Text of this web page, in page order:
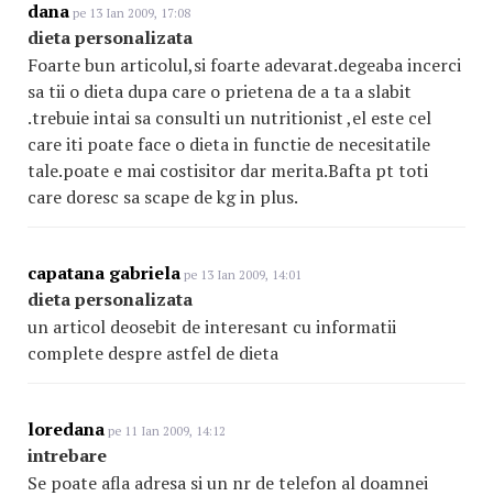
dana pe 13 Ian 2009, 17:08
dieta personalizata
Foarte bun articolul,si foarte adevarat.degeaba incerci
sa tii o dieta dupa care o prietena de a ta a slabit
.trebuie intai sa consulti un nutritionist ,el este cel
care iti poate face o dieta in functie de necesitatile
tale.poate e mai costisitor dar merita.Bafta pt toti
care doresc sa scape de kg in plus.
capatana gabriela pe 13 Ian 2009, 14:01
dieta personalizata
un articol deosebit de interesant cu informatii
complete despre astfel de dieta
loredana pe 11 Ian 2009, 14:12
intrebare
Se poate afla adresa si un nr de telefon al doamnei